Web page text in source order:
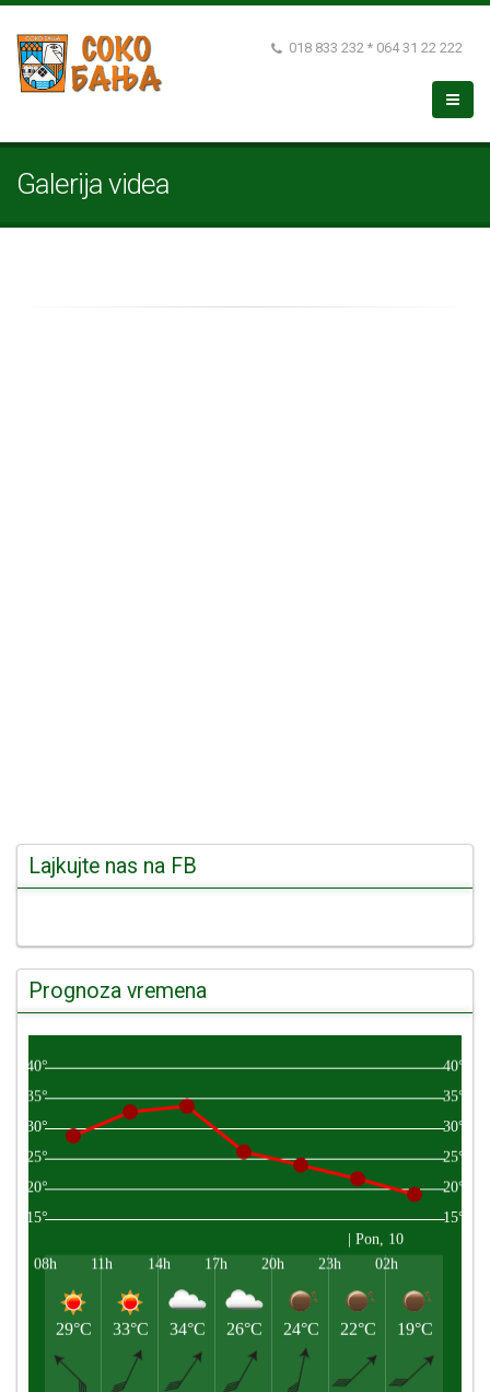
018 833 232 * 064 31 22 222
Galerija videa
Lajkujte nas na FB
Prognoza vremena